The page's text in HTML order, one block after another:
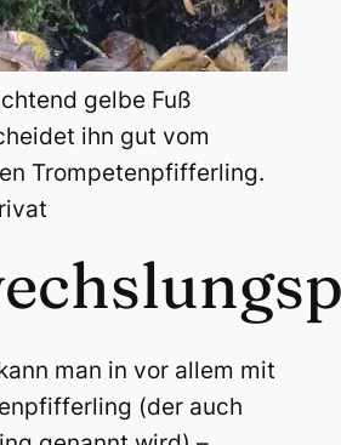
gelbe Fuß
ihn gut vom
Trompetenpfifferling.
man in vor allem mit
(der auch